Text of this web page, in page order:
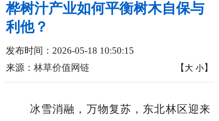
桦树汁产业如何平衡树木自保与
利他？
发布时间：2026-05-18 10:50:15
来源： 林草价值网链 【 大 小】
冰雪消融，万物复苏，东北林区迎来